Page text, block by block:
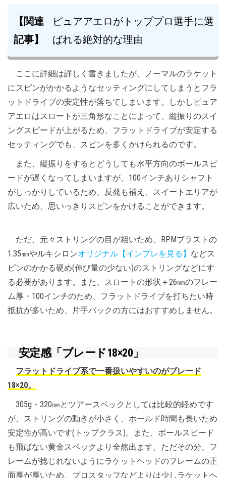
【関連
記事】
ピュアアエロがトッププロ選手に選
ばれる絶対的な理由
ここに詳細は詳しく書きましたが、ノーマルのラケット
にスピンがかかるようなセッティングにしてしまうとフラ
ットドライブの安定性が落ちてしまいます。しかしピュア
アエロはスロートが三角形なことによって、縦振りのスイ
ングスピードが上がるため、フラットドライブが安定する
セッティングでも、スピンを多くかけられるのです。
また、縦振りをするとどうしても水平方向のボールスピ
ードが遅くなってしまいますが、100インチありシャフト
がしっかりしているため、反発も補え、スイートエリアが
広いため、思いっきりスピンをかけることができます。
ただ、元々ストリングの目が粗いため、RPMブラストの
1.35㎜やルキシロンオリジナル【インプレを見る】 などス
ピンのかかる硬め(伸び量の少ない)のストリングなどにす
る必要があります。また、スロートの形状＋26㎜のフレー
ム厚・100インチのため、フラットドライブを打ちたい時
抵抗が多いため、片手バックの方にはおすすめしません。
安定感「ブレード18×20」
フラットドライブ系で一番扱いやすいのがブレード
18×20。
305g・320㎜とツアースペックとしては比較的軽めです
が、ストリングの動きが小さく、ホールド時間も長いため
安定性が高いです(トップクラス)。また、ボールスピード
も飛ばない黄金スペックより全然出ます。ただその分、フ
レームが捻じれないようにラケットヘッドのフレームの正
面厚が厚いため、プロスタッフなどよりは少しラケットヘ